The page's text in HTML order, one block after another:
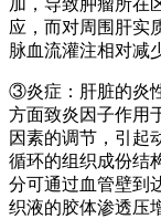
加，导致肿瘤所在
应，而对周围肝实
脉血流灌注相对减
③炎症：肝脏的炎
方面致炎因子作用
因素的调节，引起
循环的组织成份结
分可通过血管壁到
织液的胶体渗透压